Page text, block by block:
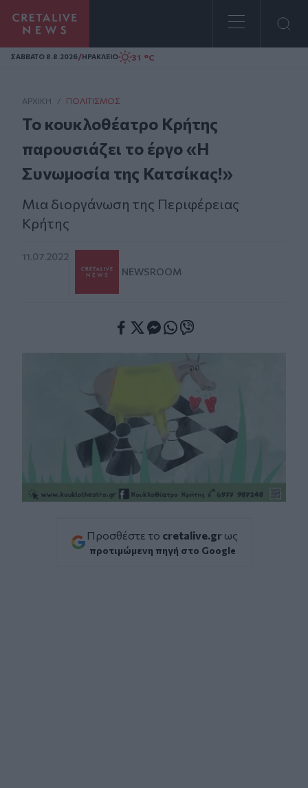
Homepage
ΣAΒΒΑΤΟ 8.8.2026/ΗΡΑΚΛΕΙΟ 31 °C
ΑΡΧΙΚΗ / ΠΟΛΙΤΙΣΜΌΣ
Το κουκλοθέατρο Κρήτης
παρουσιάζει το έργο «Η
Συνωμοσία της Κατσίκας!»
Μια διοργάνωση της Περιφέρειας
Κρήτης
11.07.2022
NEWSROOM
Προσθέστε το cretalive.gr ως
προτιμώμενη πηγή στο Google